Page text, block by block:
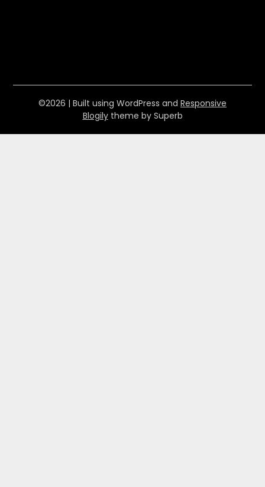
©2026 | Built using WordPress and Responsive
Blogilytheme by Superb